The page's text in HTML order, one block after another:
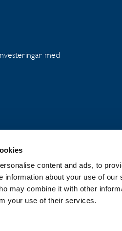
content and ads, to
information about your use of
may combine it with other
your use of their services.
med
NYHETER